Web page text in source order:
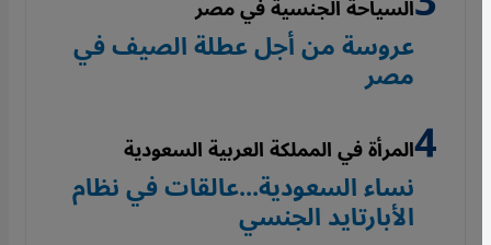
السياحة الجنسية في مصر
عروسة من أجل عطلة الصيف في
مصر
المرأة في المملكة العربية السعودية
نساء السعودية...عالقات في نظام
الأبارتايد الجنسي